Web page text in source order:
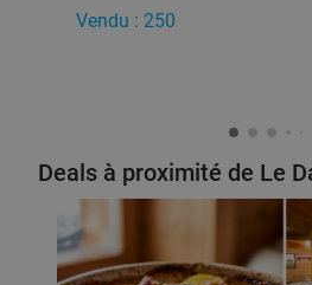
Vendu : 250
Deals à proximité de Le